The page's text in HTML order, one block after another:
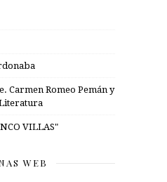
Carmen Romeo Pemán y
VILLAS"
WEB